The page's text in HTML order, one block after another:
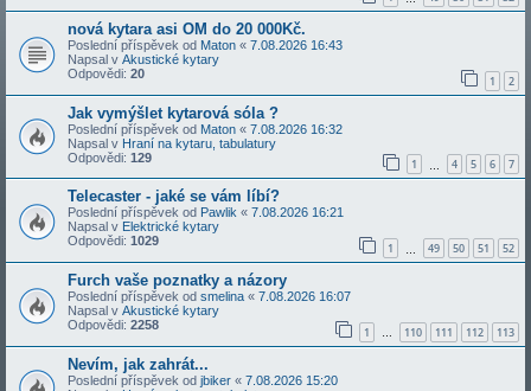
nová kytara asi OM do 20 000Kč.
Poslední příspěvek od Maton « 7.08.2026 16:43
Napsal v Akustické kytary
Odpovědi: 20 1 2
Jak vymýšlet kytarová sóla ?
Poslední příspěvek od Maton « 7.08.2026 16:32
Napsal v Hraní na kytaru, tabulatury
Odpovědi: 129 1 4 5 6 7
Telecaster - jaké se vám líbí?
Poslední příspěvek od Pawlik « 7.08.2026 16:21
Napsal v Elektrické kytary
Odpovědi: 1029 1 49 50 51 52
Furch vaše poznatky a názory
Poslední příspěvek od smelina « 7.08.2026 16:07
Napsal v Akustické kytary
Odpovědi: 2258 1 … 110 111 112 113
Nevím, jak zahrát...
Poslední příspěvek od jbiker « 7.08.2026 15:20